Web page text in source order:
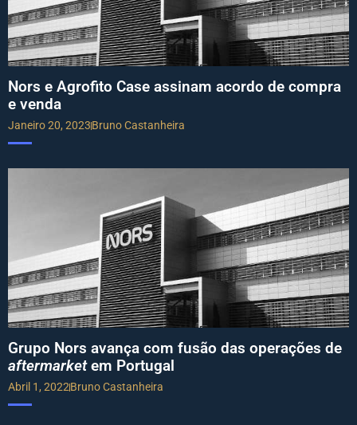
Nors e Agrofito Case assinam acordo de compra
e venda
Janeiro 20, 2023Bruno Castanheira
Grupo Nors avança com fusão das operações de
aftermarketem Portugal
Abril 1, 2022Bruno Castanheira